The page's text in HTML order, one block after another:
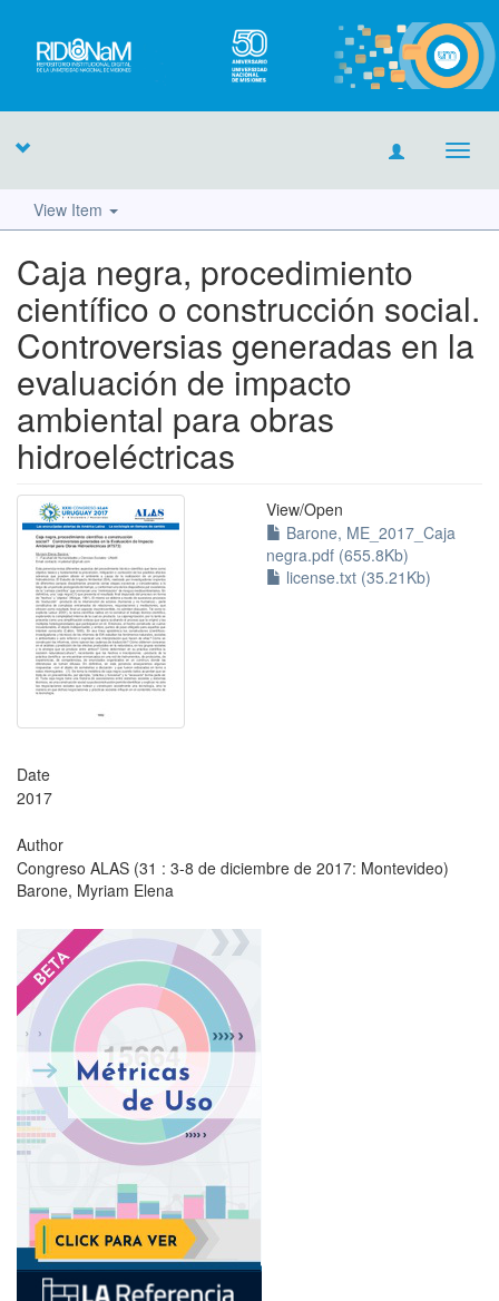
View Item
Caja negra, procedimiento
científico o construcción social.
Controversias generadas en la
evaluación de impacto
ambiental para obras
hidroeléctricas
View/Open
Barone, ME_2017_Caja
negra.pdf (655.8Kb)
license.txt (35.21Kb)
Date
2017
Author
Congreso ALAS (31 : 3-8 de diciembre de 2017: Montevideo)
Barone, Myriam Elena
?